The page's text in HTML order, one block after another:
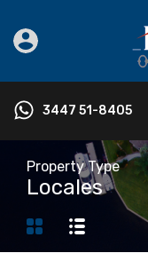
3447 51-8405
Property Type
Locales